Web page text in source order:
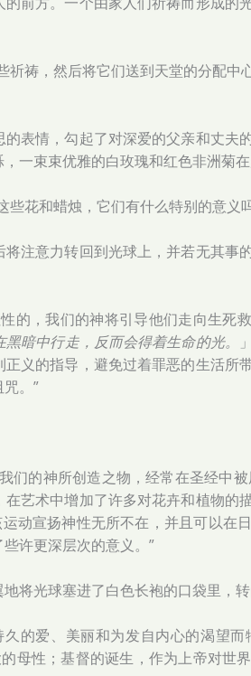
祈祷，然后将它们送到天堂的分配
表情，勾起了对深爱的父亲和丈夫
一束束优雅的白玫瑰和红色非洲菊在
花和蜡烛，它们有什么特别的意义
注意力转回到光球上，并若无其事
的，我们的神将引导他们走向生死
暗中行走，反而会得着生命的光。
义的指导，避免过着罪恶的生活所
。”
们的神所创造之物，经常在圣经中
艺术中增加了许多对花卉和植物的
动宣扬神性无所不在，并且可以在
许更深层次的意义。”
将光球塞进了白色长袍的口袋里，转
的爱、美丽和为发自内心的渴望
母性；基督的诞生，作为上帝对世